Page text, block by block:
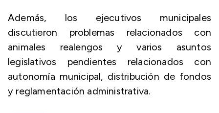
Además, los ejecutivos municipales
discutieron problemas relacionados con
animales realengos y varios asuntos
legislativos pendientes relacionados con
autonomía municipal, distribución de fondos
y reglamentación administrativa.